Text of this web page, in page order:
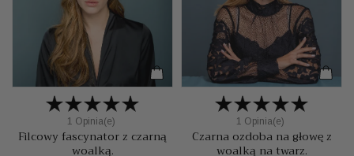
1 Opinia(e)
Filcowy fascynator z czarną
woalką.
1 Opinia(e)
Czarna ozdoba na głowę z
woalką na twarz.